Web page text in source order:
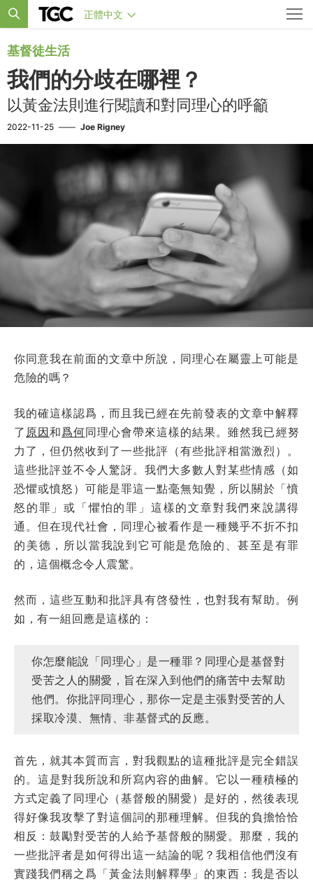
正體中文
基督徒生活
我們的分歧在哪裡？
以黃金法則進行閱讀和對同理心的呼籲
2022-11-25 —— Joe Rigney
你同意我在前面的文章中所說，同理心在屬靈上可能是
危險的嗎？
我的確這樣認爲，而且我已經在先前發表的文章中解釋
了 原因和爲何同理心會帶來這樣的結果。雖然我已經努
力了，但仍然收到了一些批評（有些批評相當激烈）。
這些批評並不令人驚訝。我們大多數人對某些情感（如
恐懼或憤怒）可能是罪這一點毫無知覺，所以關於「憤
怒的罪」或「懼怕的罪」這樣的文章對我們來說講得
通。但在現代社會，同理心被看作是一種幾乎不折不扣
的美德，所以當我說到它可能是危險的、甚至是有罪
的，這個概念令人震驚。
然而，這些互動和批評具有啓發性，也對我有幫助。例
如，有一組回應是這樣的：
你怎麼能說「同理心」是一種罪？同理心是基督對
受苦之人的關愛，旨在深入到他們的痛苦中去幫助
他們。你批評同理心，那你一定是主張對受苦的人
採取冷漠、無情、非基督式的反應。
首先，就其本質而言，對我觀點的這種批評是完全錯誤
的。這是對我所說和所寫內容的曲解。它以一種積極的
方式定義了同理心（基督般的關愛）是好的，然後表現
得好像我攻擊了對這個詞的那種理解。但我的負擔恰恰
相反：鼓勵對受苦的人給予基督般的關愛。那麼，我的
一些批評者是如何得出這一結論的呢？我相信他們沒有
實踐我們稱之爲「黃金法則解釋學」的東西：我是否以